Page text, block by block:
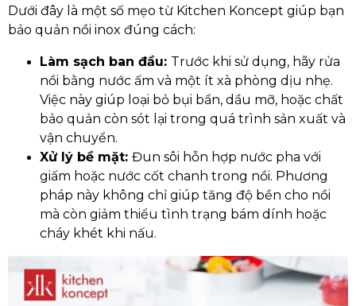
Dưới đây là một số mẹo từ Kitchen Koncept giúp bạn
bảo quản nồi inox đúng cách:
Làm sạch ban đầu: Trước khi sử dụng, hãy rửa
nồi bằng nước ấm và một ít xà phòng dịu nhẹ.
Việc này giúp loại bỏ bụi bẩn, dầu mỡ, hoặc chất
bảo quản còn sót lại trong quá trình sản xuất và
vận chuyển.
Xử lý bề mặt: Đun sôi hỗn hợp nước pha với
giấm hoặc nước cốt chanh trong nồi. Phương
pháp này không chỉ giúp tăng độ bền cho nồi
mà còn giảm thiểu tình trạng bám dính hoặc
cháy khét khi nấu.